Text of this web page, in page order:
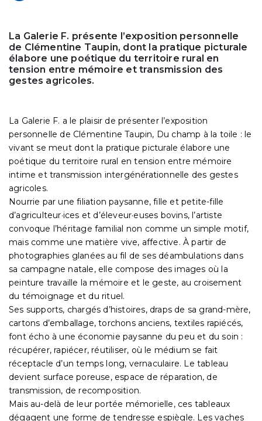
La Galerie F. présente l’exposition personnelle
de Clémentine Taupin, dont la pratique picturale
élabore une poétique du territoire rural en
tension entre mémoire et transmission des
gestes agricoles.
La Galerie F. a le plaisir de présenter l’exposition
personnelle de Clémentine Taupin, Du champ à la toile : le
vivant se meut dont la pratique picturale élabore une
poétique du territoire rural en tension entre mémoire
intime et transmission intergénérationnelle des gestes
agricoles.
Nourrie par une filiation paysanne, fille et petite-fille
d’agriculteur·ices et d’éleveur·euses bovins, l’artiste
convoque l’héritage familial non comme un simple motif,
mais comme une matière vive, affective. À partir de
photographies glanées au fil de ses déambulations dans
sa campagne natale, elle compose des images où la
peinture travaille la mémoire et le geste, au croisement
du témoignage et du rituel.
Ses supports, chargés d’histoires, draps de sa grand-mère,
cartons d’emballage, torchons anciens, textiles rapiécés,
font écho à une économie paysanne du peu et du soin :
récupérer, rapiécer, réutiliser, où le médium se fait
réceptacle d’un temps long, vernaculaire. Le tableau
devient surface poreuse, espace de réparation, de
transmission, de recomposition.
Mais au-delà de leur portée mémorielle, ces tableaux
dégagent une forme de tendresse espiègle. Les vaches